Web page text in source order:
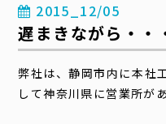
2015_12/05
遅まきながら・・
弊社は、静岡市内に本社
して神奈川県に営業所が